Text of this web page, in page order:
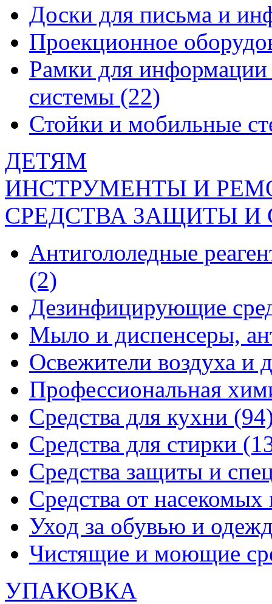
Доски для письма и
Проекционное
Рамки для
системы (22)
Стойки и мобильные
ДЕТЯМ
ИНСТРУМЕНТЫ И
СРЕДСТВА ЗАЩИТЫ
Антигололедные
(2)
Дезинфицирующие
Мыло и диспенсеры,
Освежители воздуха и
Профессиональная
Средства для кухни
Средства для стирки
Средства защиты и
Средства от
Уход за обувью и
Чистящие и моющие
УПАКОВКА